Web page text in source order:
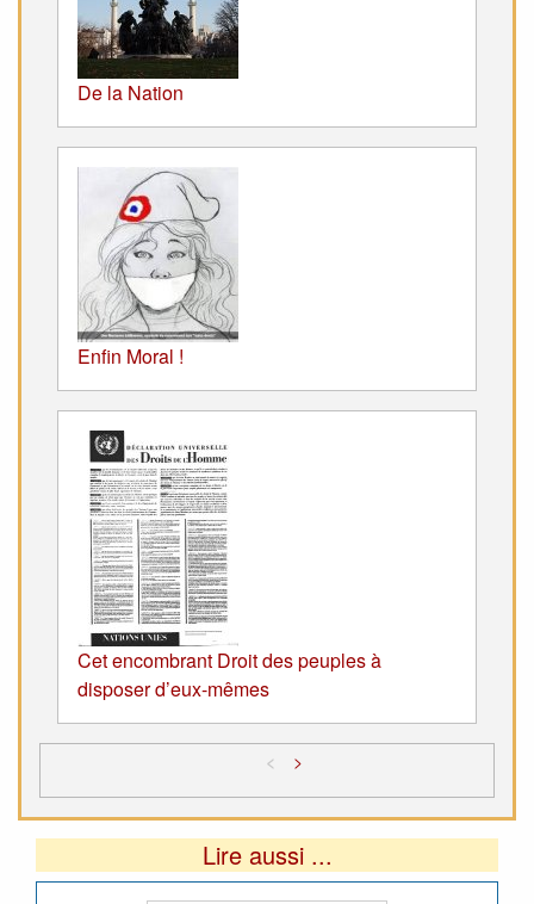
De la Nation
Enfin Moral !
Cet encombrant Droit des peuples à
disposer d’eux-mêmes
< >
Lire aussi ...